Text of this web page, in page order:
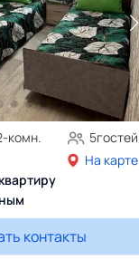
-комн. 5гостей
На карте
контакты